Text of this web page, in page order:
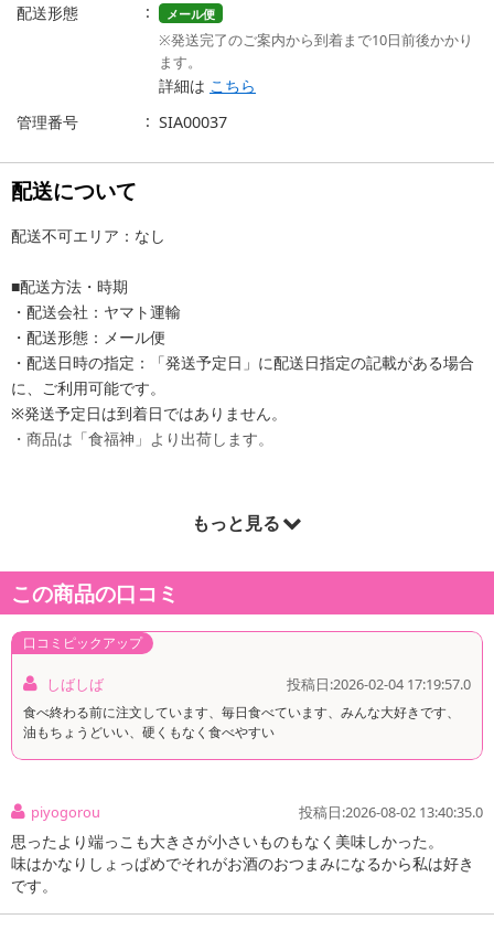
配送形態
メール便
※発送完了のご案内から到着まで10日前後かかり
ます。
詳細は こちら
管理番号
SIA00037
配送について
配送不可エリア：なし
■配送方法・時期
・配送会社：ヤマト運輸
・配送形態：メール便
・配送日時の指定：「発送予定日」に配送日指定の記載がある場合
に、ご利用可能です。
※発送予定日は到着日ではありません。
・商品は「食福神」より出荷します。
もっと見る
この商品の口コミ
口コミピックアップ
しばしば 投稿日:2026-02-04 17:19:57.0
食べ終わる前に注文しています、毎日食べています、みんな大好きです、
油もちょうどいい、硬くもなく食べやすい
piyogorou 投稿日:2026-08-02 13:40:35.0
思ったより端っこも大きさが小さいものもなく美味しかった。
味はかなりしょっぱめでそれがお酒のおつまみになるから私は好き
です。